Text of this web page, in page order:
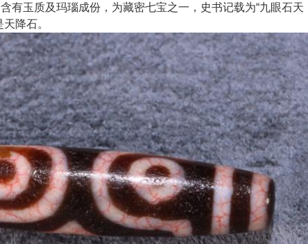
有玉质及玛瑙成份，为藏密七宝之一，史书记载为“九眼石天
降石。